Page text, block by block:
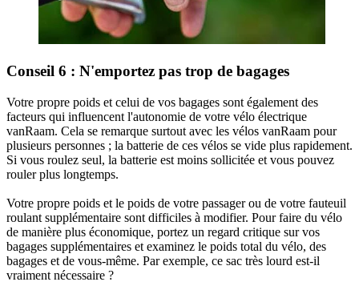
Conseil 6 : N'emportez pas trop de bagages
Votre propre poids et celui de vos bagages sont également des
facteurs qui influencent l'autonomie de votre vélo électrique
vanRaam. Cela se remarque surtout avec les vélos vanRaam pour
plusieurs personnes ; la batterie de ces vélos se vide plus rapidement.
Si vous roulez seul, la batterie est moins sollicitée et vous pouvez
rouler plus longtemps.
Votre propre poids et le poids de votre passager ou de votre fauteuil
roulant supplémentaire sont difficiles à modifier. Pour faire du vélo
de manière plus économique, portez un regard critique sur vos
bagages supplémentaires et examinez le poids total du vélo, des
bagages et de vous-même. Par exemple, ce sac très lourd est-il
vraiment nécessaire ?